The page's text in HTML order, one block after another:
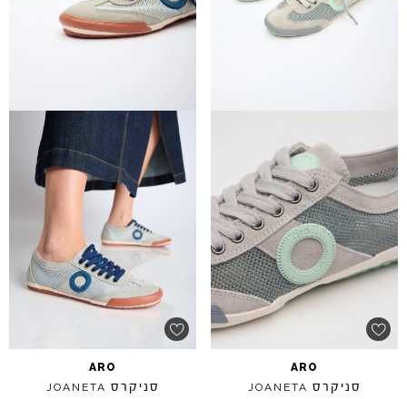
ARO
סניקרס JOANETA
ARO
סניקרס JOANETA